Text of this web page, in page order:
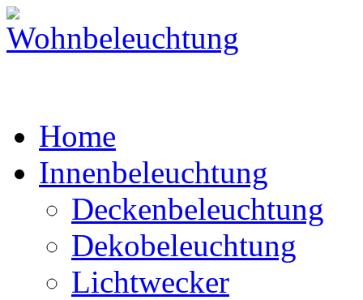
Home
Innenbeleuchtung
Deckenbeleuchtung
Dekobeleuchtung
Lichtwecker